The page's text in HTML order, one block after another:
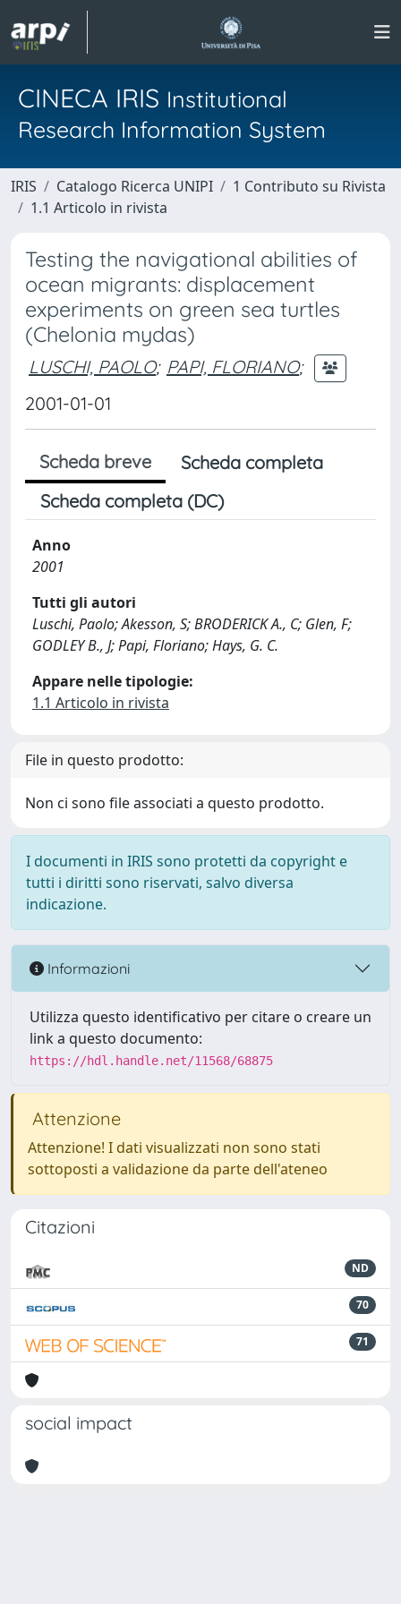
CINECA IRIS Institutional
Research Information System
IRIS Catalogo Ricerca UNIPI
1 Contributo su Rivista
1.1 Articolo in rivista
Testing the navigational abilities of
ocean migrants: displacement
experiments on green sea turtles
(Chelonia mydas)
LUSCHI, PAOLO; PAPI, FLORIANO;
2001-01-01
Scheda breve
Scheda completa
Scheda completa (DC)
Anno
2001
Tutti gli autori
Luschi, Paolo; Akesson, S; BRODERICK A., C; Glen, F;
GODLEY B., J; Papi, Floriano; Hays, G. C.
Appare nelle tipologie:
1.1 Articolo in rivista
File in questo prodotto:
Non ci sono file associati a questo prodotto.
I documenti in IRIS sono protetti da copyright e
tutti i diritti sono riservati, salvo diversa
indicazione.
Informazioni
Utilizza questo identificativo per citare o creare un
link a questo documento:
https://hdl.handle.net/11568/68875
Attenzione
Attenzione! I dati visualizzati non sono stati
sottoposti a validazione da parte dell'ateneo
Citazioni
ND
70
71
social impact